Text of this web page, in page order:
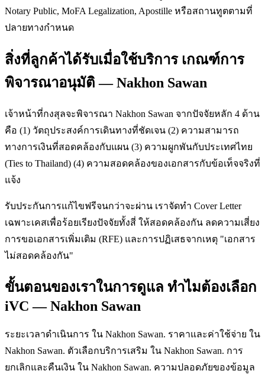
Notary Public, MoFA Legalization, Apostille หรือสถานทูตตามที่
ปลายทางกำหนด
สิ่งที่ลูกค้าได้รับเมื่อใช้บริการ เกณฑ์การ
พิจารณาอนุมัติ — Nakhon Sawan
เจ้าหน้าที่กงสุลจะพิจารณา Nakhon Sawan จากปัจจัยหลัก 4 ด้าน
คือ (1) วัตถุประสงค์การเดินทางที่ชัดเจน (2) ความสามารถ
ทางการเงินที่สอดคล้องกับแผน (3) ความผูกพันกับประเทศไทย
(Ties to Thailand) (4) ความสอดคล้องของเอกสารกับข้อเท็จจริงที่
แจ้ง
รับประกันการแก้ไขฟรีจนกว่าจะผ่าน เราจัดทำ Cover Letter
เฉพาะเคสเพื่อร้อยเรียงปัจจัยทั้งสี่ ให้สอดคล้องกัน ลดความเสี่ยง
การขอเอกสารเพิ่มเติม (RFE) และการปฏิเสธจากเหตุ "เอกสาร
ไม่สอดคล้องกัน"
ขั้นตอนของเราในการดูแล ทำไมต้องเลือก
iVC — Nakhon Sawan
ระยะเวลาดำเนินการ ใน Nakhon Sawan. ราคาและค่าใช้จ่าย ใน
Nakhon Sawan. ตัวเลือกบริการเสริม ใน Nakhon Sawan. การ
ยกเลิกและคืนเงิน ใน Nakhon Sawan. ความปลอดภัยของข้อมูล